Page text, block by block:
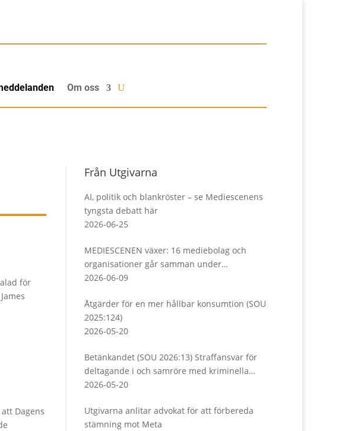
Om oss
för
Dagens
Från Utgivarna
AI, politik och blankröster – se Mediescenens
tyngsta debatt här
2026-06-25
MEDIESCENEN växer: 16 mediebolag och
organisationer går samman under
Almedalsveckan
2026-06-09
Åtgärder för en mer hållbar konsumtion (SOU
2025:124)
2026-05-20
Betänkandet (SOU 2026:13) Straffansvar för
deltagande i och samröre med kriminella
sammanslutningar
2026-05-20
Utgivarna anlitar advokat för att förbereda
stämning mot Meta